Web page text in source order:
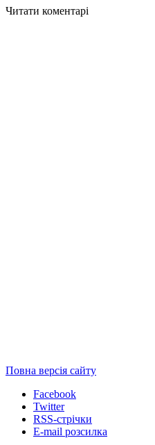
Читати коментарі
Повна версія сайту
Facebook
Twitter
RSS-стрічки
E-mail розсилка